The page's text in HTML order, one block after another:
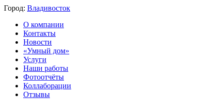
Город: Владивосток
О компании
Контакты
Новости
«Умный дом»
Услуги
Наши работы
Фотоотчёты
Коллаборации
Отзывы